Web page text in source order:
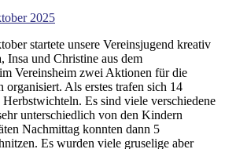
2025
startete unsere Vereinsjugend kreativ
Insa und Christine aus dem
Vereinsheim zwei Aktionen für die
Als erstes trafen sich 14
Es sind viele verschiedene
unterschiedlich von den Kindern
Nachmittag konnten dann 5
Es wurden viele gruselige aber